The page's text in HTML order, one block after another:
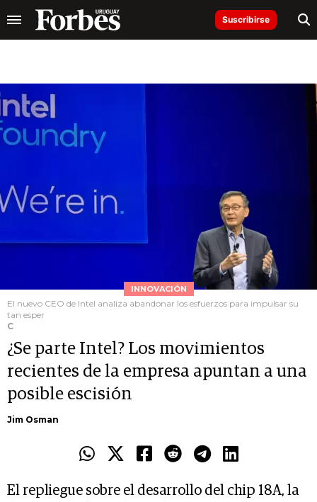
Suscribirse
INNOVACIÓN
El nuevo CEO de Intel analiza abandonar los esfuerzos para impulsar su
tan esper
C
¿Se parte Intel? Los movimientos
recientes de la empresa apuntan a una
posible escisión
Jim Osman
El repliegue sobre el desarrollo del chip 18A, la